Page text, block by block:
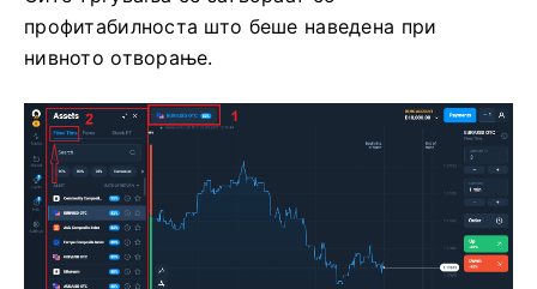
профитабилноста што беше наведена при
нивното отворање.